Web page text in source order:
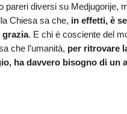
pareri diversi su Medjugorije,
Chiesa sa che, in effetti, è
grazia. E chi è cosciente del
che l’umanità, per ritrovare
ha davvero bisogno di un